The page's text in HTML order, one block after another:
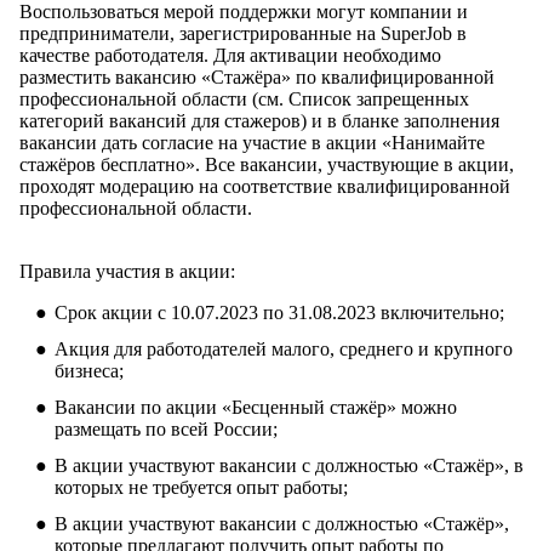
Воспользоваться мерой поддержки могут компании и
предприниматели, зарегистрированные на SuperJob в
качестве работодателя. Для активации необходимо
разместить вакансию «Стажёра» по квалифицированной
профессиональной области (см. Список запрещенных
категорий вакансий для стажеров) и в бланке заполнения
вакансии дать согласие на участие в акции «Нанимайте
стажёров бесплатно». Все вакансии, участвующие в акции,
проходят модерацию на соответствие квалифицированной
профессиональной области.
Правила участия в акции:
Срок акции с 10.07.2023 по 31.08.2023 включительно;
Акция для работодателей малого, среднего и крупного
бизнеса;
Вакансии по акции «Бесценный стажёр» можно
размещать по всей России;
В акции участвуют вакансии с должностью «Стажёр», в
которых не требуется опыт работы;
В акции участвуют вакансии с должностью «Стажёр»,
которые предлагают получить опыт работы по